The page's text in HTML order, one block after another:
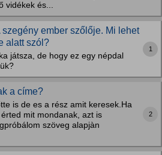
vidékek és...
szegény ember szőlője. Mi lehet
alatt szól?
játsza, de hogy ez egy népdal
1
a címe?
is de es a rész amit keresek.Ha
mit mondanak, azt is
szöveg alapjàn
2